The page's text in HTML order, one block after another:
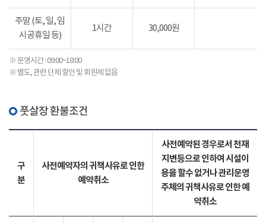
주말 (토, 일, 임
시공휴일 등)
1시간 30,000원
※ 운영시간 : 09:00~18:00
※ 별도, 관련 단체 할인 및 회원제 없음
풋살장 환불조건
구
분
사전예약자의 귀책사유로 인한
예약취소
사전예약된 경우로서 천재
지변등으로 인하여 시설이
용을 할수 없거나 관리운영
주체의 귀책사유로 인한 예
약취소